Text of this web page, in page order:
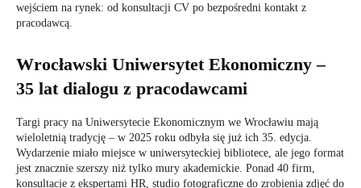
wejściem na rynek: od konsultacji CV po bezpośredni kontakt z
pracodawcą.
Wrocławski Uniwersytet Ekonomiczny –
35 lat dialogu z pracodawcami
Targi pracy na Uniwersytecie Ekonomicznym we Wrocławiu mają
wieloletnią tradycję – w 2025 roku odbyła się już ich 35. edycja.
Wydarzenie miało miejsce w uniwersyteckiej bibliotece, ale jego format
jest znacznie szerszy niż tylko mury akademickie. Ponad 40 firm,
konsultacje z ekspertami HR, studio fotograficzne do zrobienia zdjęć do